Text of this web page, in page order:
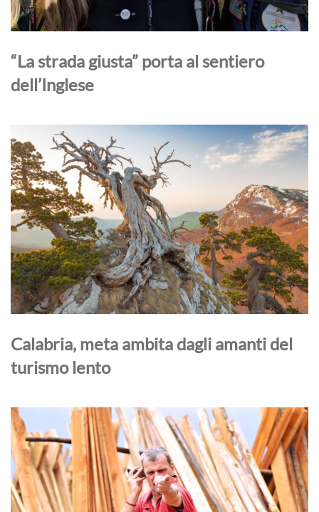
“La strada giusta” porta al sentiero
dell’Inglese
Calabria, meta ambita dagli amanti del
turismo lento